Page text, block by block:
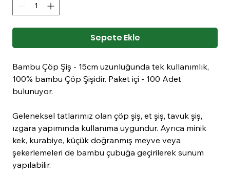
Sepete Ekle
Bambu Çöp Şiş - 15cm uzunluğunda tek kullanımlık,
100% bambu Çöp Şişidir. Paket içi - 100 Adet
bulunuyor.
Geleneksel tatlarımız olan çöp şiş, et şiş, tavuk şiş,
ızgara yapımında kullanıma uygundur. Ayrıca minik
kek, kurabiye, küçük doğranmış meyve veya
şekerlemeleri de bambu çubuğa geçirilerek sunum
yapılabilir.